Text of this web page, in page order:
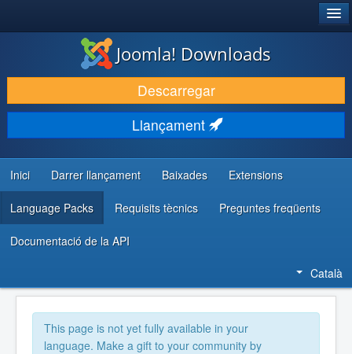
DESCARREGA & AMPLIA
DESCOBRIR & APRENDRE
COMUNITAT & SUPORT
RECURSOS PER DESENVOLUPADORS/ES
Joomla! Downloads
Descarregar
Llançament
Inici Darrer llançament Baixades Extensions
Language Packs Requisits tècnics Preguntes freqüents
Documentació de la API
Català
This page is not yet fully available in your
language. Make a gift to your community by